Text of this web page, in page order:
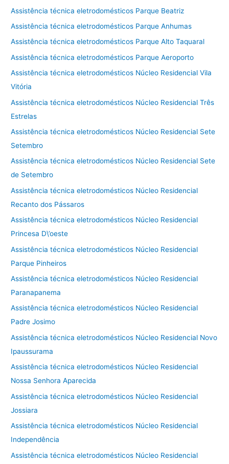
Assistência técnica eletrodomésticos Parque Beatriz
Assistência técnica eletrodomésticos Parque Anhumas
Assistência técnica eletrodomésticos Parque Alto Taquaral
Assistência técnica eletrodomésticos Parque Aeroporto
Assistência técnica eletrodomésticos Núcleo Residencial Vila
Vitória
Assistência técnica eletrodomésticos Núcleo Residencial Três
Estrelas
Assistência técnica eletrodomésticos Núcleo Residencial Sete
Setembro
Assistência técnica eletrodomésticos Núcleo Residencial Sete
de Setembro
Assistência técnica eletrodomésticos Núcleo Residencial
Recanto dos Pássaros
Assistência técnica eletrodomésticos Núcleo Residencial
Princesa D\’oeste
Assistência técnica eletrodomésticos Núcleo Residencial
Parque Pinheiros
Assistência técnica eletrodomésticos Núcleo Residencial
Paranapanema
Assistência técnica eletrodomésticos Núcleo Residencial
Padre Josimo
Assistência técnica eletrodomésticos Núcleo Residencial Novo
Ipaussurama
Assistência técnica eletrodomésticos Núcleo Residencial
Nossa Senhora Aparecida
Assistência técnica eletrodomésticos Núcleo Residencial
Jossiara
Assistência técnica eletrodomésticos Núcleo Residencial
Independência
Assistência técnica eletrodomésticos Núcleo Residencial